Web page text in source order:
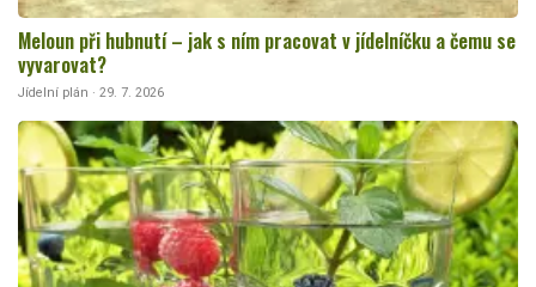
Meloun při hubnutí – jak s ním pracovat v jídelníčku a čemu se
vyvarovat?
Jídelní plán · 29. 7. 2026